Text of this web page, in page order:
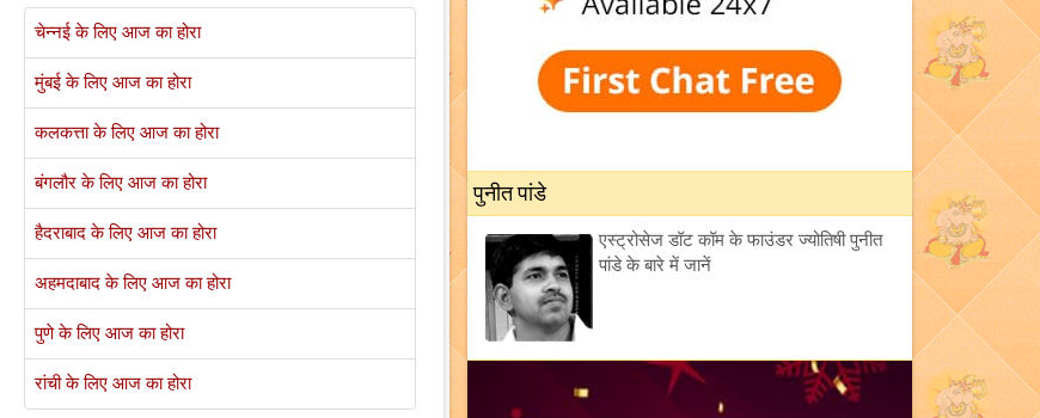
चेन्नई के लिए आज का होरा
मुंबई के लिए आज का होरा
कलकत्ता के लिए आज का होरा
बंगलौर के लिए आज का होरा
हैदराबाद के लिए आज का होरा
अहमदाबाद के लिए आज का होरा
पुणे के लिए आज का होरा
रांची के लिए आज का होरा
पुनीत पांडे
एस्ट्रोसेज डॉट कॉम के फाउंडर ज्योतिषी पुनीत
पांडे के बारे में जानें